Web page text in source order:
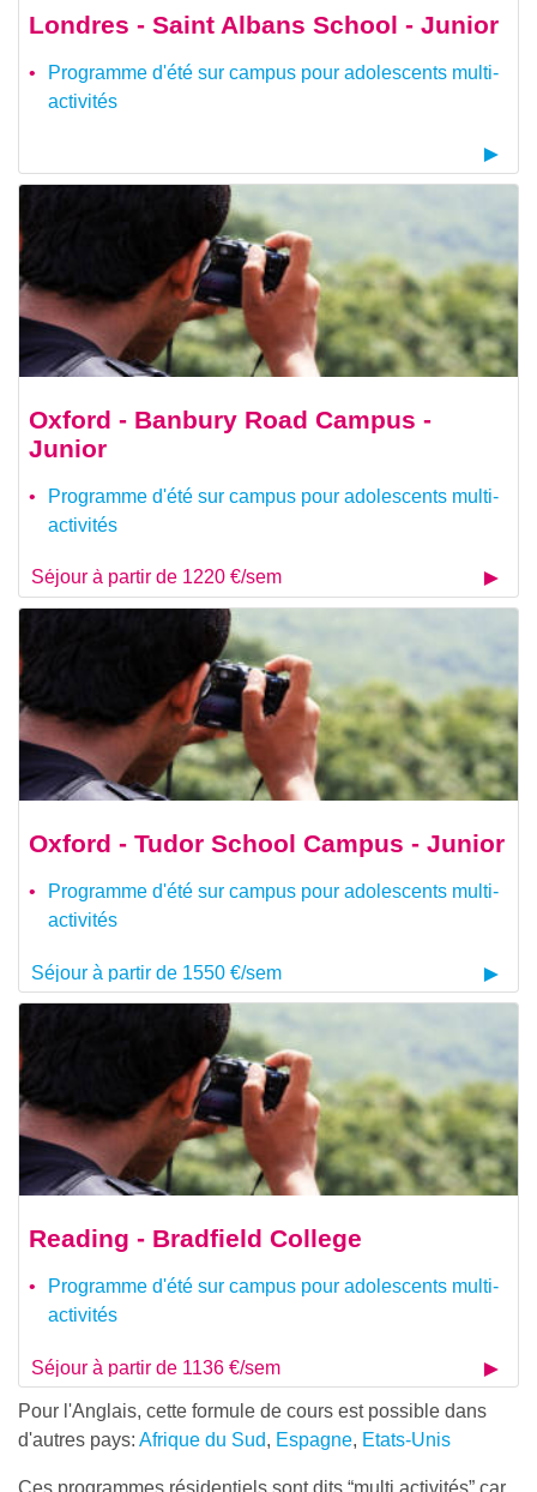
Londres - Saint Albans School - Junior
Programme d'été sur campus pour adolescents multi-
activités
Oxford - Banbury Road Campus -
Junior
Programme d'été sur campus pour adolescents multi-
activités
Séjour à partir de 1220 €/sem
Oxford - Tudor School Campus - Junior
Programme d'été sur campus pour adolescents multi-
activités
Séjour à partir de 1550 €/sem
Reading - Bradfield College
Programme d'été sur campus pour adolescents multi-
activités
Séjour à partir de 1136 €/sem
Pour l'Anglais, cette formule de cours est possible dans
d'autres pays: Afrique du Sud, Espagne, Etats-Unis